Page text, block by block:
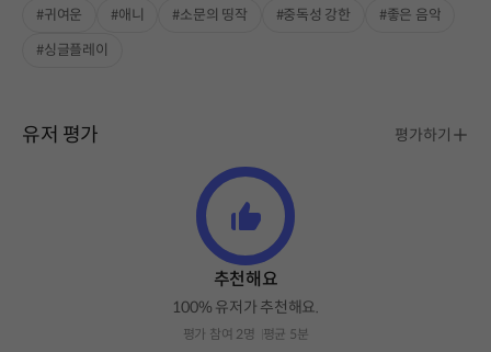
#귀여운 #애니 #소문의 띵작 #중독성 강한
#좋은 음악
#싱글플레이
유저 평가 평가하기
추천해요
100% 유저가 추천해요.
평가 참여 2명 평균 5분